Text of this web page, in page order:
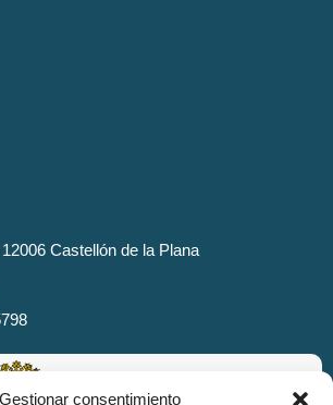
Gestionar consentimiento
Castellón de la Plana